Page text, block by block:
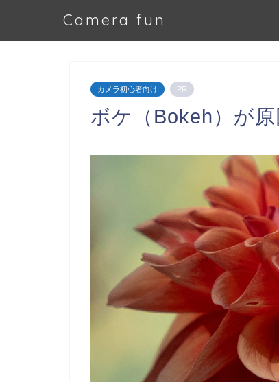
Camera fun
カメラ初心者向け PR
ボケ（Bokeh）が